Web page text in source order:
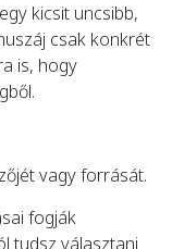
kicsit uncsibb,
csak konkrét
is, hogy
vagy forrását.
fogják
tudsz választani